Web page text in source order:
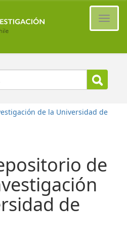
de la Universidad de
de
de